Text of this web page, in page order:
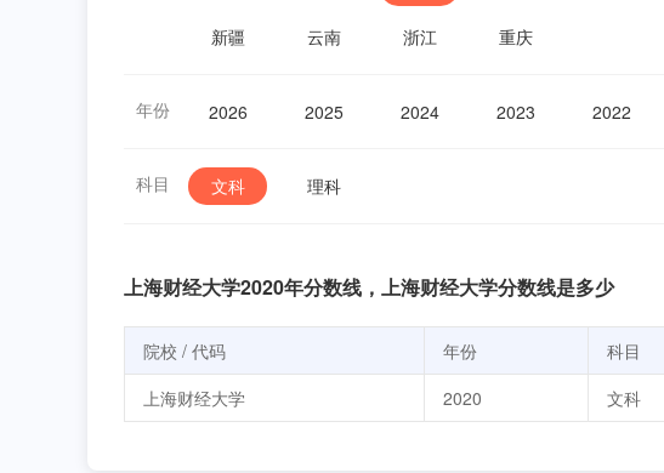
新疆 云南 浙江 重庆
年份 2026 2025 2024 2023 2022
科目 文科 理科
上海财经大学2020年分数线，上海财经大学分数线是多少
院校 / 代码 年份 科目
上海财经大学
2020 文科